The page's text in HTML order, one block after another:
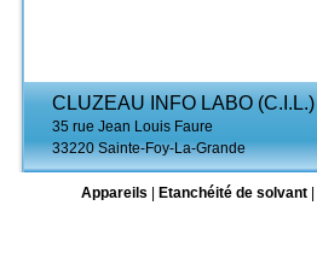
CLUZEAU INFO LABO (C.I.L.)
35 rue Jean Louis Faure
33220 Sainte-Foy-La-Grande
Appareils
Etanchéité de solvant